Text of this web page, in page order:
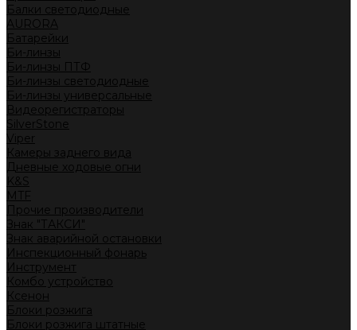
Балки светодиодные
AURORA
Батарейки
Би-линзы
Би-линзы ПТФ
Би-линзы светодиодные
Би-линзы универсальные
Видеорегистраторы
SilverStone
Viper
Камеры заднего вида
Дневные ходовые огни
K&S
MTF
Прочие производители
Знак "ТАКСИ"
Знак аварийной остановки
Инспекционный фонарь
Инструмент
Комбо устройство
Ксенон
Блоки розжига
Блоки розжига штатные